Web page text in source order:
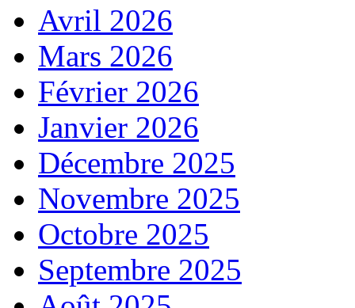
Avril 2026
Mars 2026
Février 2026
Janvier 2026
Décembre 2025
Novembre 2025
Octobre 2025
Septembre 2025